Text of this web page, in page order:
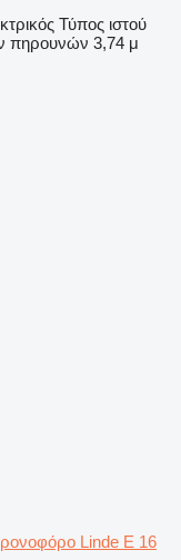
Τύπος ιστού
πηρουνών 3,74 μ
Linde E 16